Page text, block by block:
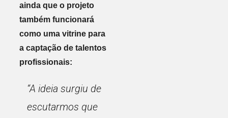
ainda que o projeto
também funcionará
como uma vitrine para
a captação de talentos
profissionais:
“A ideia surgiu de
escutarmos que